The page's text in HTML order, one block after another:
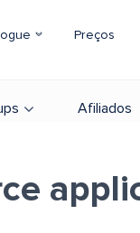
Preços
Afiliados